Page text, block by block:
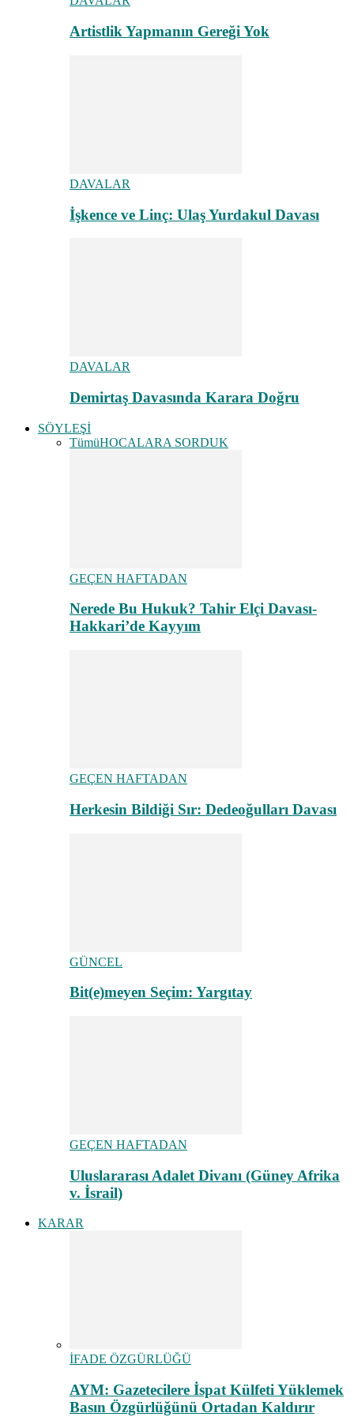
Artistlik Yapmanın Gereği Yok
DAVALAR
İşkence ve Linç: Ulaş Yurdakul Davası
DAVALAR
Demirtaş Davasında Karara Doğru
SÖYLEŞİ
TümüHOCALARA SORDUK
GEÇEN HAFTADAN
Nerede Bu Hukuk? Tahir Elçi Davası-
Hakkari’de Kayyım
GEÇEN HAFTADAN
Herkesin Bildiği Sır: Dedeoğulları Davası
GÜNCEL
Bit(e)meyen Seçim: Yargıtay
GEÇEN HAFTADAN
Uluslararası Adalet Divanı (Güney Afrika
v. İsrail)
KARAR
İFADE ÖZGÜRLÜĞÜ
AYM: Gazetecilere İspat Külfeti Yüklemek
Basın Özgürlüğünü Ortadan Kaldırır